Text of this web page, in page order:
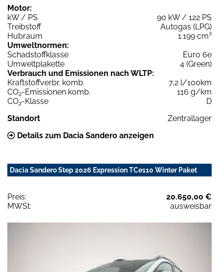
Motor:
kW / PS
90 kW / 122 PS
Treibstoff
Autogas (LPG)
Hubraum
1.199 cm³
Umweltnormen:
Schadstoffklasse
Euro 6e
Umweltplakette
4 (Green)
Verbrauch und Emissionen nach WLTP:
Kraftstoffverbr. komb.
7,2 l/100km
CO2-Emissionen komb.
116 g/km
CO2-Klasse
D
Standort
Zentrallager
Details zum Dacia Sandero anzeigen
Dacia Sandero Step 2026 Expression TCe110 Winter Paket
Preis:
20.650,00 €
MWSt:
ausweisbar